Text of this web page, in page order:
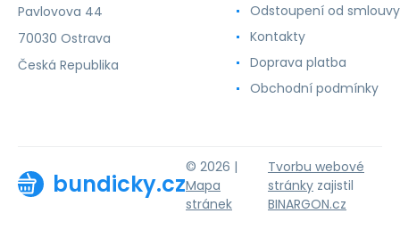
Pavlovova 44
70030 Ostrava
Česká Republika
Odstoupení od smlouvy
Kontakty
Doprava platba
Obchodní podmínky
bundicky.cz
© 2026 |
Mapa
stránek
Tvorbu webové
stránky zajistil
BINARGON.cz